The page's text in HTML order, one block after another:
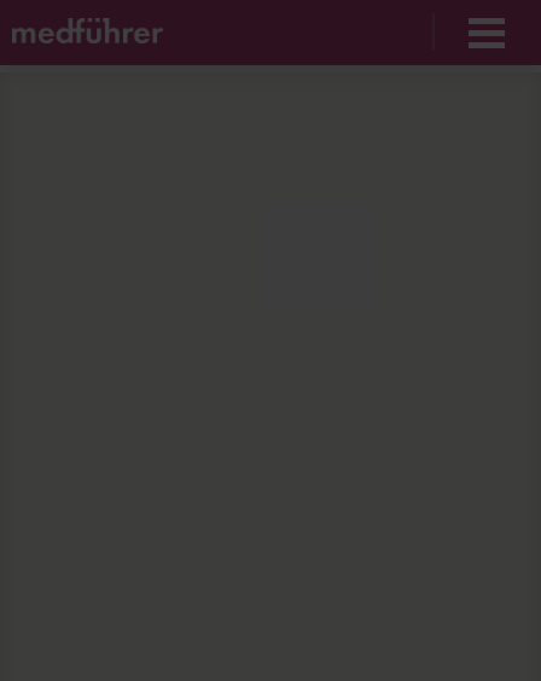
Unable to find opt-out content div: "matomo-opt-
out"